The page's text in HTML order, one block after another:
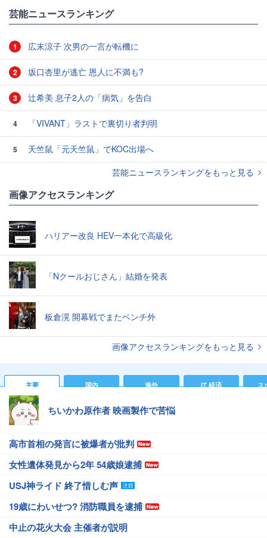
芸能ニュースランキング
1 広末涼子 次男の一言が転機に
2 坂口杏里が逃亡 恩人に不満も?
3 辻希美 息子2人の「病気」を告白
4 「VIVANT」ラストで裏切り者判明
5
天竺鼠「元天竺鼠」でKOC出場へ
芸能ニュースランキングをもっと見る
画像アクセスランキング
ハリアー改良 HEV一本化で高級化
「Nクールおじさん」結婚を発表
板倉滉 開幕戦でまたベンチ外
画像アクセスランキングをもっと見る
主要 国内 海外 IT 経済 ス
ちいかわ原作者 映画製作で苦悩
高市首相の発言に被爆者が批判
女性遺体発見から2年 54歳娘逮捕
USJ神ライド 終了惜しむ声
19歳にわいせつ? 消防職員を逮捕
中止の花火大会 主催者が説明